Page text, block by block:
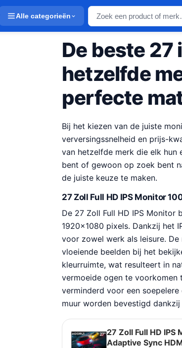
Alle categorieën
De beste
hetzelfde
perfecte
Bij het kiezen van de juiste
verversingssnelheid en prijs-
van hetzelfde merk die elk hun
bent of gewoon op zoek bent
de juiste keuze te maken.
27 Zoll Full HD IPS Monitor
De 27 Zoll Full HD IPS
1920×1080 pixels. Dankzij het
voor zowel werk als leisure.
vloeiende beelden bij het
kleurruimte, wat resulteert in
vermoeide ogen te voorkomen
verminderd voor een
muur worden bevestigd
27 Zoll Full HD
Adaptive Sync